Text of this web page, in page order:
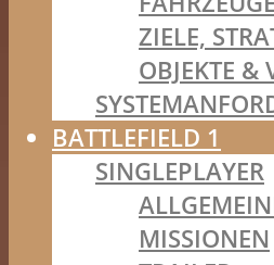
ZIELE,
OBJEKTE &
BATTLEFIELD 1
SINGLEPLAYER
MISSIONEN